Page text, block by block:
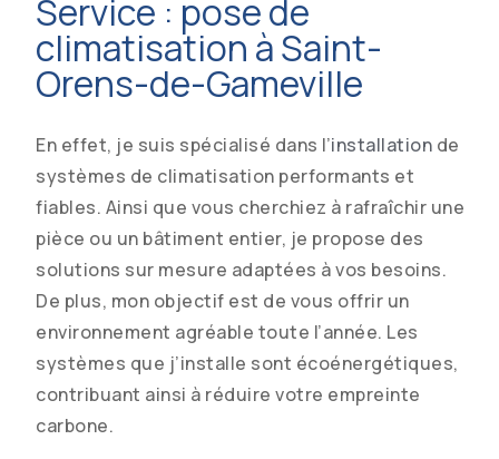
Service : pose de
climatisation à Saint-
Orens-de-Gameville
En effet, je suis spécialisé dans l’installation de
systèmes de climatisation performants et
fiables. Ainsi que vous cherchiez à rafraîchir une
pièce ou un bâtiment entier, je propose des
solutions sur mesure adaptées à vos besoins.
De plus, mon objectif est de vous offrir un
environnement agréable toute l’année. Les
systèmes que j’installe sont écoénergétiques,
contribuant ainsi à réduire votre empreinte
carbone.